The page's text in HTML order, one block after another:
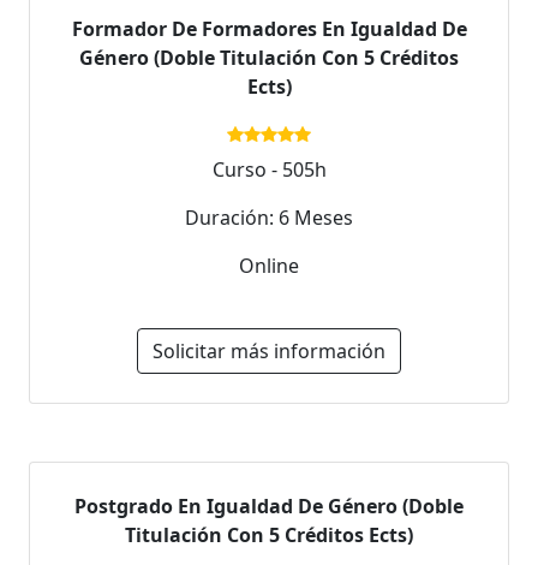
Formador De Formadores En Igualdad De
Género (Doble Titulación Con 5 Créditos
Ects)
Curso - 505h
Duración: 6 Meses
Online
Solicitar más información
Postgrado En Igualdad De Género (Doble
Titulación Con 5 Créditos Ects)